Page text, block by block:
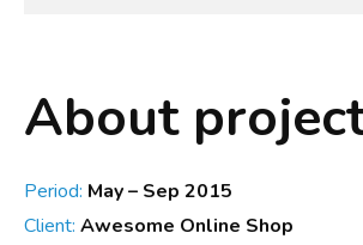
About
Period: May – Sep 2015
Client: Awesome Online Shop